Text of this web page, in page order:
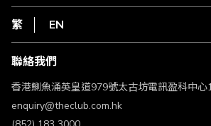
HKT
私隱聲明
使用條款
條款及細則
不歧視及不騷擾聲明
認可牌照及通告
繁 EN
聯絡我們
香港鰂魚涌英皇道979號太古坊電訊盈科中心
enquiry@theclub.com.hk